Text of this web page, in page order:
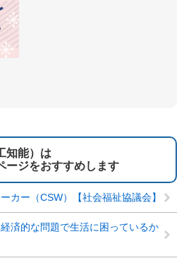
知能）は
ージをおすすめします
カー（CSW）【社会福祉協議会】
済的な問題で生活に困っているか